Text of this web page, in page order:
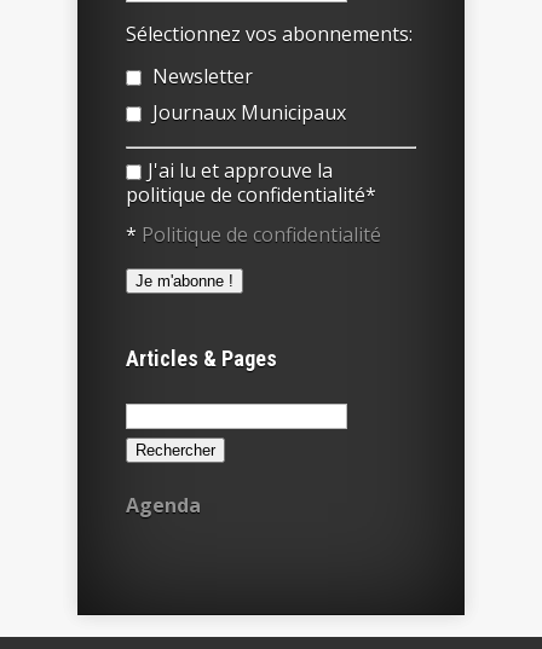
Sélectionnez vos abonnements:
Newsletter
Journaux Municipaux
J'ai lu et approuve la
politique de confidentialité*
* Politique de confidentialité
Articles & Pages
Rechercher :
Agenda